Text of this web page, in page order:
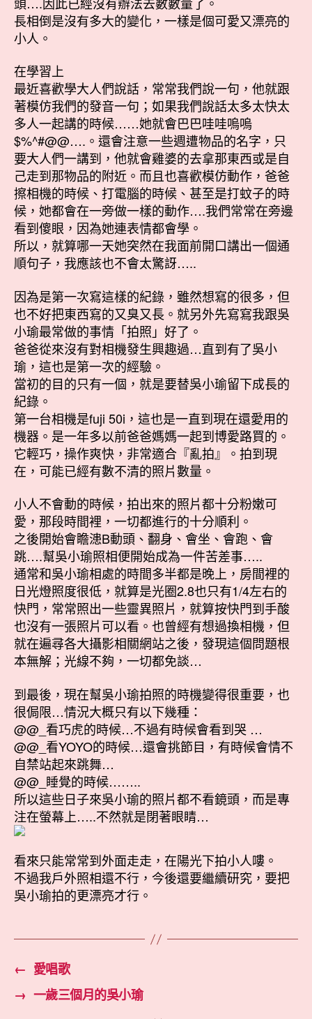
長相倒是沒有多大的變化，一樣是個可愛又漂亮的
小人。
在學習上
最近喜歡學大人們說話，常常我們說一句，他就跟
著模仿我們的發音一句；如果我們說話太多太快太
多人一起講的時候……她就會巴巴哇哇嗚嗚
$%^#@@….。還會注意一些週遭物品的名字，只
要大人們一講到，他就會雞婆的去拿那東西或是自
己走到那物品的附近。而且也喜歡模仿動作，爸爸
擦相機的時候、打電腦的時候、甚至是打蚊子的時
候，她都會在一旁做一樣的動作….我們常常在旁邊
看到傻眼，因為她連表情都會學。
所以，就算哪一天她突然在我面前開口講出一個通
順句子，我應該也不會太驚訝…..
因為是第一次寫這樣的紀錄，雖然想寫的很多，但
也不好把東西寫的又臭又長。就另外先寫寫我跟吳
小瑜最常做的事情「拍照」好了。
爸爸從來沒有對相機發生興趣過…直到有了吳小
瑜，這也是第一次的經驗。
當初的目的只有一個，就是要替吳小瑜留下成長的
紀錄。
第一台相機是fuji 50i，這也是一直到現在還愛用的
機器。是一年多以前爸爸媽媽一起到博愛路買的。
它輕巧，操作爽快，非常適合『亂拍』。拍到現
在，可能已經有數不清的照片數量。
小人不會動的時候，拍出來的照片都十分粉嫩可
愛，那段時間裡，一切都進行的十分順利。
之後開始會瞻漶B動頭、翻身、會坐、會跑、會
跳….幫吳小瑜照相便開始成為一件苦差事…..
通常和吳小瑜相處的時間多半都是晚上，房間裡的
日光燈照度很低，就算是光圈2.8也只有1/4左右的
快門，常常照出一些靈異照片，就算按快門到手酸
也沒有一張照片可以看。也曾經有想過換相機，但
就在遍尋各大攝影相關網站之後，發現這個問題根
本無解；光線不夠，一切都免談…
到最後，現在幫吳小瑜拍照的時機變得很重要，也
很侷限…情況大概只有以下幾種：
@@_看巧虎的時候…不過有時候會看到哭 …
@@_看YOYO的時候…還會挑節目，有時候會情不
自禁站起來跳舞…
@@_睡覺的時候……..
所以這些日子來吳小瑜的照片都不看鏡頭，而是專
注在螢幕上…..不然就是閉著眼睛…
看來只能常常到外面走走，在陽光下拍小人嘍。
不過我戶外照相還不行，今後還要繼續研究，要把
吳小瑜拍的更漂亮才行。
← 愛唱歌
→ 一歲三個月的吳小瑜